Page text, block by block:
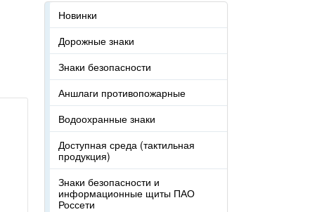
Новинки
Дорожные знаки
Знаки безопасности
Аншлаги противопожарные
Водоохранные знаки
Доступная среда (тактильная
продукция)
Знаки безопасности и
информационные щиты ПАО
Россети